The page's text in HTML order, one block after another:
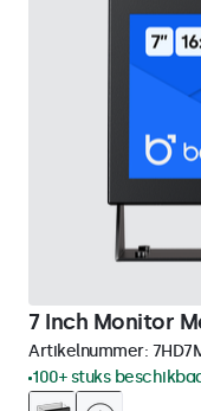
7 Inch Monitor
Artikelnummer:
100+ stuks